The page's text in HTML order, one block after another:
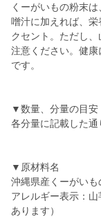
くーがいもの粉末
噌汁に加えれば、
クセント。ただし
注意ください。健
です。
▼数量、分量の目安
各分量に記載した通
▼原材料名
沖縄県産くーがいも
アレルギー表示：
あります）